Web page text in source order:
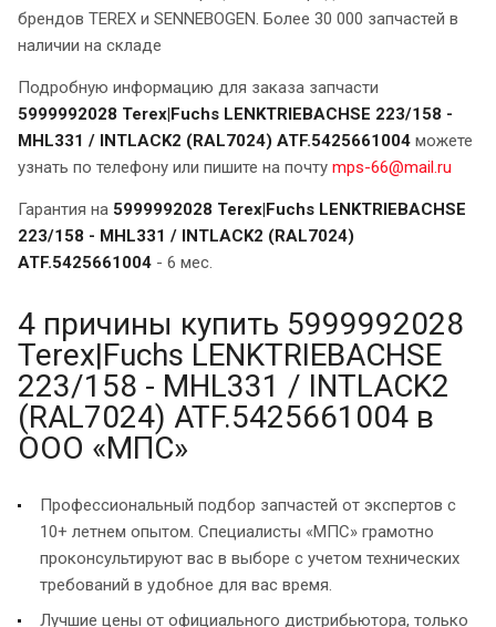
брендов TEREX и SENNEBOGEN. Более 30 000 запчастей в
наличии на складе
Подробную информацию для заказа запчасти
5999992028 Terex|Fuchs LENKTRIEBACHSE 223/158 -
MHL331 / INTLACK2 (RAL7024) ATF.5425661004 можете
узнать по телефону или пишите на почту mps-66@mail.ru
Гарантия на 5999992028 Terex|Fuchs LENKTRIEBACHSE
223/158 - MHL331 / INTLACK2 (RAL7024)
ATF.5425661004 - 6 мес.
4 причины купить 5999992028
Terex|Fuchs LENKTRIEBACHSE
223/158 - MHL331 / INTLACK2
(RAL7024) ATF.5425661004 в
ООО «МПС»
Профессиональный подбор запчастей от экспертов с
10+ летнем опытом. Специалисты «МПС» грамотно
проконсультируют вас в выборе с учетом технических
требований в удобное для вас время.
Лучшие цены от официального дистрибьютора, только